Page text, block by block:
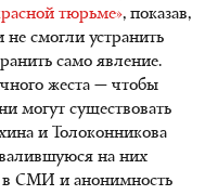
тюрьме», показав,
не смогли устранить
само явление.
жеста — чтобы
могут существовать
и Толоконникова
на них
в СМИ и анонимность